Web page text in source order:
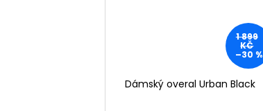
1 899
KČ
–30 %
Dámský overal Urban Black